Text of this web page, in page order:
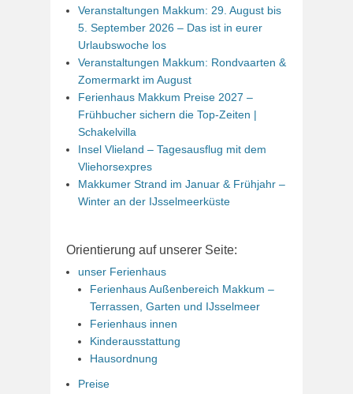
Veranstaltungen Makkum: 29. August bis
5. September 2026 – Das ist in eurer
Urlaubswoche los
Veranstaltungen Makkum: Rondvaarten &
Zomermarkt im August
Ferienhaus Makkum Preise 2027 –
Frühbucher sichern die Top-Zeiten |
Schakelvilla
Insel Vlieland – Tagesausflug mit dem
Vliehorsexpres
Makkumer Strand im Januar & Frühjahr –
Winter an der IJsselmeerküste
Orientierung auf unserer Seite:
unser Ferienhaus
Ferienhaus Außenbereich Makkum –
Terrassen, Garten und IJsselmeer
Ferienhaus innen
Kinderausstattung
Hausordnung
Preise